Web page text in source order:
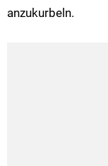
anzukurbeln.